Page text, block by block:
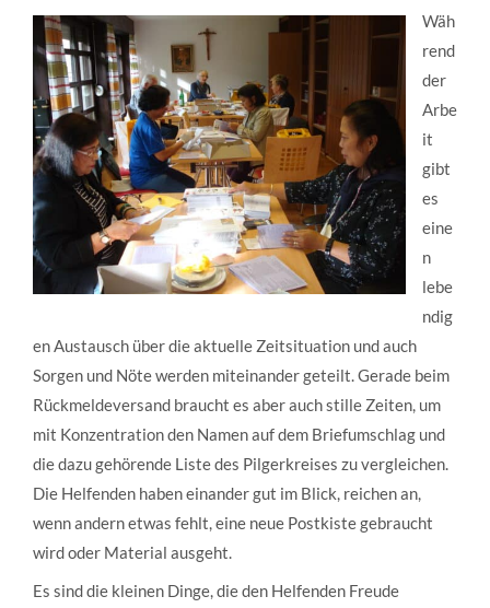
Wäh
rend
der
Arbe
it
gibt
es
eine
n
lebe
ndig
en Austausch über die aktuelle Zeitsituation und auch
Sorgen und Nöte werden miteinander geteilt. Gerade beim
Rückmeldeversand braucht es aber auch stille Zeiten, um
mit Konzentration den Namen auf dem Briefumschlag und
die dazu gehörende Liste des Pilgerkreises zu vergleichen.
Die Helfenden haben einander gut im Blick, reichen an,
wenn andern etwas fehlt, eine neue Postkiste gebraucht
wird oder Material ausgeht.
Es sind die kleinen Dinge, die den Helfenden Freude